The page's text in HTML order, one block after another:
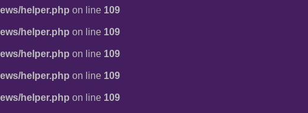
helper.php on line 109
helper.php on line 109
helper.php on line 109
helper.php on line 109
helper.php on line 109